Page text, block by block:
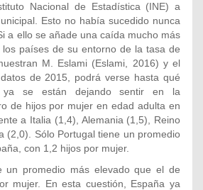
Nacional de Estadística (INE) a
Esto no había sucedido nunca
a ello se añade una caída mucho más
países de su entorno de la tasa de
M. Eslami (Eslami, 2016) y el
de 2015, podrá verse hasta qué
ya se están dejando sentir en la
de hijos por mujer en edad adulta en
a Italia (1,4), Alemania (1,5), Reino
(2,0). Sólo Portugal tiene un promedio
con 1,2 hijos por mujer.
un promedio más elevado que el de
mujer. En esta cuestión, España ya